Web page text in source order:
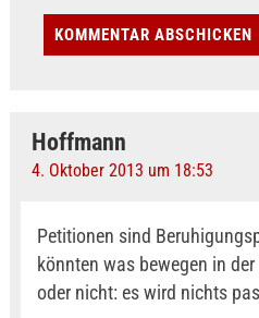
Hoffmann
4. Oktober 2013 um 18:53
Petitionen sind
könnten was bewegen in
oder nicht: es wird nichts